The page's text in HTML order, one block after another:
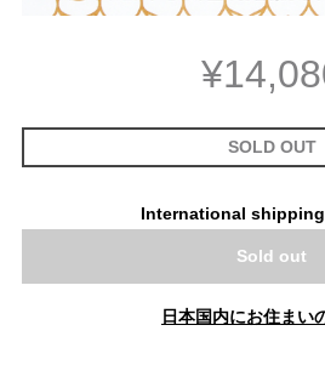
SOLD OUT
International
Sold out
日本国内にお住まい